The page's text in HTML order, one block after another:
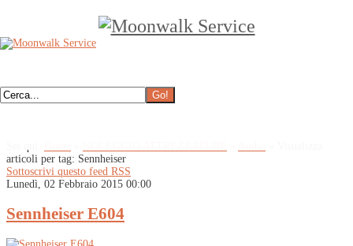
articoli per tag: Sennheiser
Sottoscrivi questo feed RSS
Lunedì, 02 Febbraio 2015 00:00
Sennheiser E604